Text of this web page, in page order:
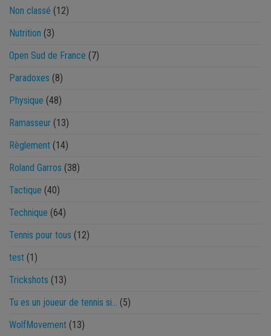
Non classé (12)
Nutrition (3)
Open Sud de France (7)
Paradoxes (8)
Physique (48)
Ramasseur (13)
Règlement (14)
Roland Garros (38)
Tactique (40)
Technique (64)
Tennis pour tous (12)
test (1)
Trickshots (13)
Tu es un joueur de tennis si… (5)
WolfMovement (13)